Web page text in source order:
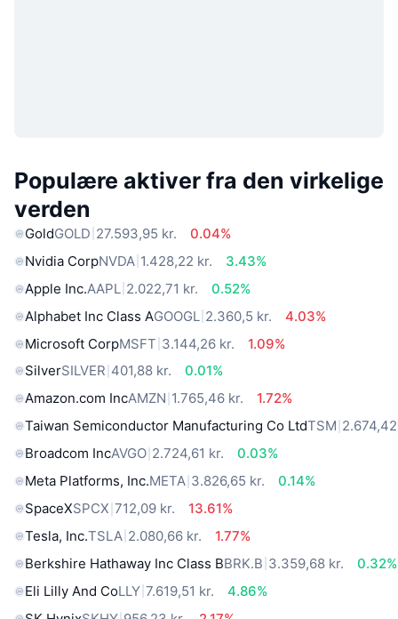
Populære aktiver fra den virkelige
verden
GoldGOLD 27.593,95 kr.
0.04%
Nvidia CorpNVDA 1.428,22 kr.
3.43%
Apple Inc.AAPL 2.022,71 kr.
0.52%
Alphabet Inc Class AGOOGL 2.360,5 kr.
4.03%
Microsoft CorpMSFT 3.144,26 kr.
1.09%
SilverSILVER 401,88 kr.
0.01%
Amazon.com IncAMZN 1.765,46 kr.
1.72%
Taiwan Semiconductor Manufacturing Co LtdTSM
Broadcom IncAVGO 2.724,61 kr.
0.03%
Meta Platforms, Inc.META 3.826,65 kr.
0.14%
SpaceXSPCX 712,09 kr.
13.61%
Tesla, Inc.TSLA 2.080,66 kr.
1.77%
Berkshire Hathaway Inc Class BBRK.B 3.359,68 kr.
0.32%
Eli Lilly And CoLLY 7.619,51 kr.
4.86%